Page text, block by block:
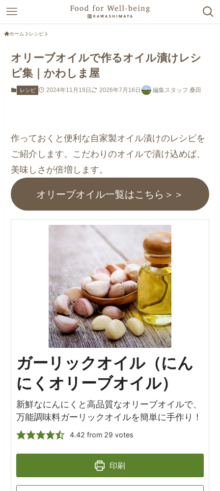
ホーム レシピ
オリーブオイルで作るオイル漬けレシ
ピ集｜かわしま屋
レシピ 2024年11月19日 2026年7月16日 編集スタッフ 桑田
作っておくと便利な自家製オイル漬けのレシピを
ご紹介します。こだわりのオイルで漬け込めば、
美味しさが倍増します。
オリーブオイル一覧はこちら＞＞
ガーリックオイル（にん
にくオリーブオイル）
新鮮なにんにくと高品質なオリーブオイルで、
万能調味料ガーリックオイルを簡単に手作り！
4.42 from 29 votes
印刷